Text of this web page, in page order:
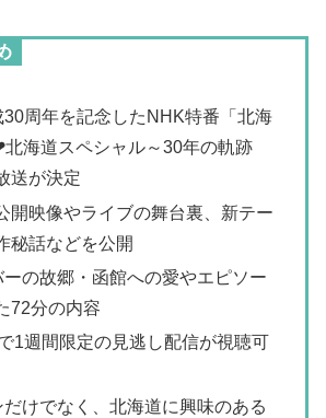
30周年を記念したNHK特番「北海
海道スペシャル～30年の軌跡
送が決定
開映像やライブの舞台裏、新テー
秘話などを公開
の故郷・函館への愛やエピソー
72分の内容
1週間限定の見逃し配信が視聴可
けでなく、北海道に興味のある